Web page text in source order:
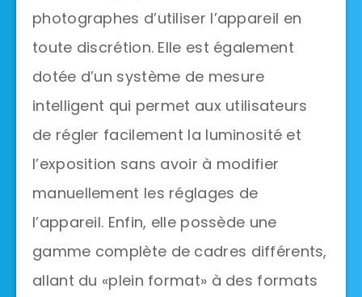
photographes d’utiliser l’appareil en
toute discrétion. Elle est également
dotée d’un système de mesure
intelligent qui permet aux utilisateurs
de régler facilement la luminosité et
l’exposition sans avoir à modifier
manuellement les réglages de
l’appareil. Enfin, elle possède une
gamme complète de cadres différents,
allant du «plein format» à des formats